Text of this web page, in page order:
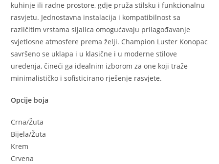
kuhinje ili radne prostore, gdje pruža stilsku i funkcionalnu
rasvjetu. Jednostavna instalacija i kompatibilnost sa
različitim vrstama sijalica omogućavaju prilagođavanje
svjetlosne atmosfere prema želji. Champion Luster Konopac
savršeno se uklapa i u klasične i u moderne stilove
uređenja, čineći ga idealnim izborom za one koji traže
minimalističko i sofisticirano rješenje rasvjete.
Opcije boja
Crna/Žuta
Bijela/Žuta
Krem
Crvena